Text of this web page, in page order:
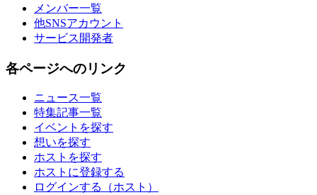
メンバー一覧
他SNSアカウント
サービス開発者
各ページへのリンク
ニュース一覧
特集記事一覧
イベントを探す
想いを探す
ホストを探す
ホストに登録する
ログインする（ホスト）